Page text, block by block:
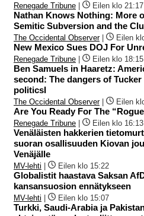
Renegade Tribune Eilen klo 21:17
Nathan Knows Nothing: More
Semitic Subversion and the
The Occidental Observer| Eilen
New Mexico Sues DOJ For
Renegade Tribune Eilen klo 18:15
Ben Samuels in Haaretz:
second: The dangers of
politicsI
The Occidental Observer| Eilen
Are You Ready For The
Renegade Tribune Eilen klo 16:13
Venäläisten hakkerien
suoran osallisuuden Kiovan
Venäjälle
MV-lehti Eilen klo 15:22
Globalistit haastava Saksan
kansansuosion ennätykseen
MV-lehti Eilen klo 15:07
Turkki, Saudi-Arabia ja